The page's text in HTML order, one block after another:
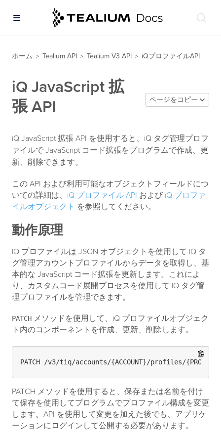
ホーム > Tealium API > Tealium V3 API > iQプロファイルAPI
iQ JavaScript 拡
張 API
ページをコピー
iQ JavaScript 拡張 API を使用すると、iQ タグ管理プロフ
ァイルで JavaScript コード拡張をプログラムで作成、更
新、削除できます。
この API および利用可能なオブジェクトフィールドにつ
いての詳細は、 iQ プロファイル API および iQ プロファ
イルオブジェクト を参照してください。
動作原理
iQ プロファイルは JSON オブジェクトを使用して iQ タ
グ管理アカウントプロファイルからデータを取得し、基
本的な JavaScript コード拡張を更新します。これによ
り、カスタムコード展開プロセスを使用して iQ タグ管
理プロファイルを管理できます。
PATCH メソッドを使用して、iQ プロファイルオブジェク
ト内のコンポーネントを作成、更新、削除します。
PATCH メソッドを使用すると、保存または名前を付け
て保存を使用してプログラムでプロファイル構成を変更
します。API を使用して変更を加えた後でも、アプリケ
ーションにログインして公開する必要があります。